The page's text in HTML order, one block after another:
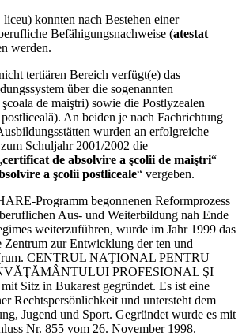
konnten nach Bestehen einer
Befähigungsnachweise (atestat
werden.
tertiären Bereich verfügt(e) das
über die sogenannten
de maiştri) sowie die Postlyzealen
An beiden je nach Fachrichtung
wurden an erfolgreiche
Schuljahr 2001/2002 die
certificat de absolvire a şcolii de maiştri“
a şcolii postliceale“ vergeben.
Programm begonnenen Reformprozess
Aus- und Weiterbildung nah Ende
weiterzuführen, wurde im Jahr 1999 das
Zentrum zur Entwicklung der ten und
CENTRUL NAŢIONAL PENTRU
PROFESIONAL ŞI
Sitz in Bukarest gegründet. Es ist eine
Rechtspersönlichkeit und untersteht dem
Jugend und Sport. Gegründet wurde es mit
Nr. 855 vom 26. November 1998.